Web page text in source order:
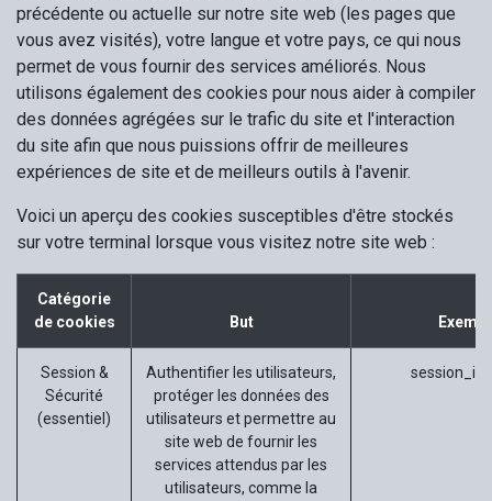
précédente ou actuelle sur notre site web (les pages que
vous avez visités), votre langue et votre pays, ce qui nous
permet de vous fournir des services améliorés. Nous
utilisons également des cookies pour nous aider à compiler
des données agrégées sur le trafic du site et l'interaction
du site afin que nous puissions offrir de meilleures
expériences de site et de meilleurs outils à l'avenir.
Voici un aperçu des cookies susceptibles d'être stockés
sur votre terminal lorsque vous visitez notre site web :
Catégorie
de cookies
But
Session &
Sécurité
(essentiel)
Authentifier les utilisateurs,
protéger les données des
utilisateurs et permettre au
site web de fournir les
services attendus par les
utilisateurs, comme la
session_id